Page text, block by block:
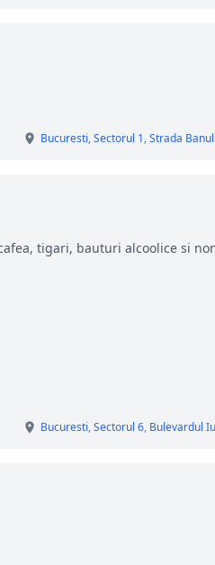
Bucuresti,Sectorul 1,Strada
tigari, bauturi alcoolice si
Bucuresti,Sectorul 6, Bulevardul